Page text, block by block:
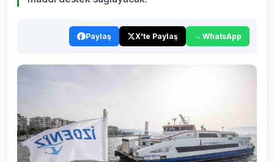
Paylaş X'te Paylaş WhatsApp